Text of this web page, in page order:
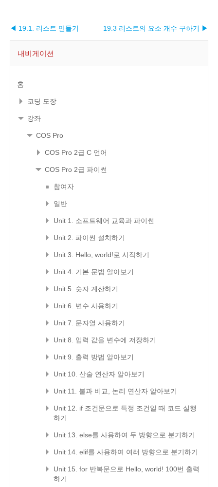
◀ 19.1. 리스트 만들기 19.3 리스트의 요소 개수 구하기 ▶︎
내비게이션
홈
코딩 도장
강좌
COS Pro
COS Pro 2급 C 언어
COS Pro 2급 파이썬
참여자
일반
Unit 1. 소프트웨어 교육과 파이썬
Unit 2. 파이썬 설치하기
Unit 3. Hello, world!로 시작하기
Unit 4. 기본 문법 알아보기
Unit 5. 숫자 계산하기
Unit 6. 변수 사용하기
Unit 7. 문자열 사용하기
Unit 8. 입력 값을 변수에 저장하기
Unit 9. 출력 방법 알아보기
Unit 10. 산술 연산자 알아보기
Unit 11. 불과 비교, 논리 연산자 알아보기
Unit 12. if 조건문으로 특정 조건일 때 코드 실행
하기
Unit 13. else를 사용하여 두 방향으로 분기하기
Unit 14. elif를 사용하여 여러 방향으로 분기하기
Unit 15. for 반복문으로 Hello, world! 100번 출력
하기